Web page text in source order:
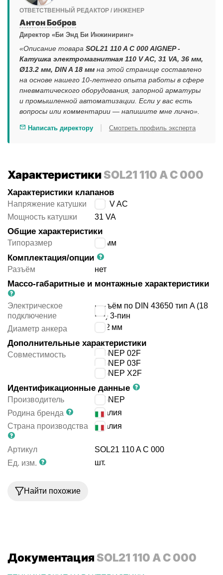
ОТВЕТСТВЕННЫЙ РЕДАКТОР / ИНЖЕНЕР
Антон Бобров
Директор «Би Энд Би Инжиниринг»
«Описание товара SOL21 110 A C 000 AIGNEP -
Катушка электромагнитная 110 V AC, 31 VA, 36 мм,
Ø13.2 мм, DIN A 18 мм на этой странице составлено
на основе нашего 10-летнего опыта работы в сфере
пневматического оборудования, запорной арматуры
и промышленной автоматизации. Если у вас есть
вопросы или комментарии — напишите мне лично».
Написать директору Смотреть профиль эксперта
ХарактеристикиSOL21 110 A C 000
Характеристики клапанов
Напряжение катушки
110 V AC
Мощность катушки
31 VA
Общие характеристики
Типоразмер 36 мм
Комплектация/опции
Разъём нет
Массо-габаритные и монтажные характеристики
Электрическое
подключение
разъём по DIN 43650 тип A (18
мм) 3-пин
Диаметр анкера
13.2 мм
Дополнительные характеристики
Совместимость
AIGNEP 02F
AIGNEP 03F
AIGNEP X2F
Идентификационные данные
Производитель
AIGNEP
Родина бренда
Италия
Страна производства
Италия
Артикул
SOL21 110 A C 000
Ед. изм.
шт.
Найти похожие
Документация SOL21 110 A C 000